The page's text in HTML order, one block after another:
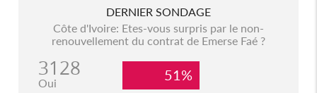
DERNIER SONDAGE
Côte d'Ivoire: Etes-vous surpris par le non-
renouvellement du contrat de Emerse Faé ?
3128
Oui 51%